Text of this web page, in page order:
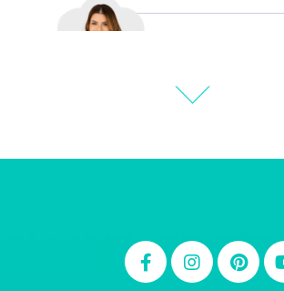
Carla Eschberger